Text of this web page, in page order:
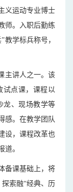
义运动专业博士
师。入职后勤练
教学标兵称号，
主讲人之一。该
试点课，课程以
龙、现场教学等
感。在教学团队
设，课程改革也
道。
备课基础上，将
探索融“经典、历